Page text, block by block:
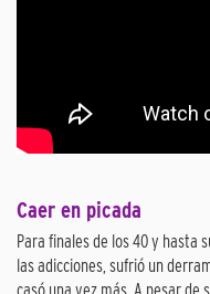
Caer en picada
Para finales de los 40 y hasta
las adicciones, sufrió un
casó una vez más. A pesar de